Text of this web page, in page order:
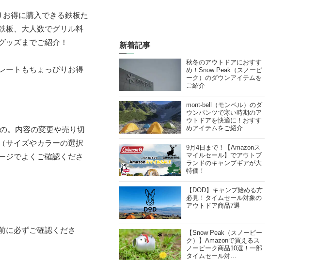
得に購入できる鉄板た
板、大人数でグリル料
ッズまでご紹介！
ートもちょっぴりお得
。内容の変更や売り切
サイズやカラーの選択
ジでよくご確認くださ
に必ずご確認くださ
新着記事
秋冬のアウトドアにおすす
め！Snow Peak（スノーピ
ーク）のダウンアイテムを
ご紹介
mont-bell（モンベル）のダ
ウンパンツで寒い時期のア
ウトドアを快適に！おすす
めアイテムをご紹介
9月4日まで！【Amazonス
マイルセール】でアウトブ
ランドのキャンプギアが大
特価！
【DOD】キャンプ始める方
必見！タイムセール対象の
アウトドア商品7選
【Snow Peak（スノーピー
ク）】Amazonで買えるス
ノーピーク商品10選！一部
タイムセール対…